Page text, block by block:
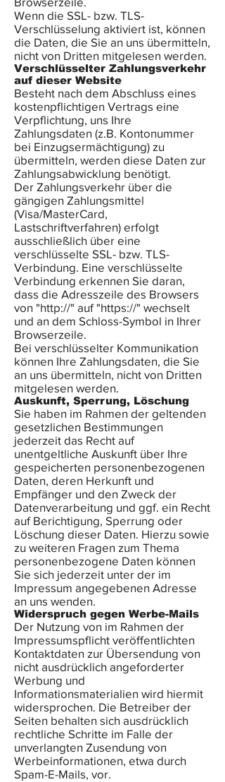
Wenn die SSL- bzw. TLS-
Verschlüsselung aktiviert ist, können
die Daten, die Sie an uns übermitteln,
nicht von Dritten mitgelesen werden.
Verschlüsselter Zahlungsverkehr
auf dieser Website
Besteht nach dem Abschluss eines
kostenpflichtigen Vertrags eine
Verpflichtung, uns Ihre
Zahlungsdaten (z.B. Kontonummer
bei Einzugsermächtigung) zu
übermitteln, werden diese Daten zur
Zahlungsabwicklung benötigt.
Der Zahlungsverkehr über die
gängigen Zahlungsmittel
(Visa/MasterCard,
Lastschriftverfahren) erfolgt
ausschließlich über eine
verschlüsselte SSL- bzw. TLS-
Verbindung. Eine verschlüsselte
Verbindung erkennen Sie daran,
dass die Adresszeile des Browsers
von "http://" auf "https://" wechselt
und an dem Schloss-Symbol in Ihrer
Browserzeile.
Bei verschlüsselter Kommunikation
können Ihre Zahlungsdaten, die Sie
an uns übermitteln, nicht von Dritten
mitgelesen werden.
Auskunft, Sperrung, Löschung
Sie haben im Rahmen der geltenden
gesetzlichen Bestimmungen
jederzeit das Recht auf
unentgeltliche Auskunft über Ihre
gespeicherten personenbezogenen
Daten, deren Herkunft und
Empfänger und den Zweck der
Datenverarbeitung und ggf. ein Recht
auf Berichtigung, Sperrung oder
Löschung dieser Daten. Hierzu sowie
zu weiteren Fragen zum Thema
personenbezogene Daten können
Sie sich jederzeit unter der im
Impressum angegebenen Adresse
an uns wenden.
Widerspruch gegen Werbe-Mails
Der Nutzung von im Rahmen der
Impressumspflicht veröffentlichten
Kontaktdaten zur Übersendung von
nicht ausdrücklich angeforderter
Werbung und
Informationsmaterialien wird hiermit
widersprochen. Die Betreiber der
Seiten behalten sich ausdrücklich
rechtliche Schritte im Falle der
unverlangten Zusendung von
Werbeinformationen, etwa durch
Spam-E-Mails, vor.